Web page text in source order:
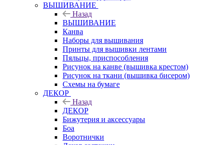
ВЫШИВАНИЕ
Назад
ВЫШИВАНИЕ
Канва
Наборы для вышивания
Принты для вышивки лентами
Пяльцы, приспособления
Рисунок на канве (вышивка крестом)
Рисунок на ткани (вышивка бисером)
Схемы на бумаге
ДЕКОР
Назад
ДЕКОР
Бижутерия и аксессуары
Боа
Воротнички